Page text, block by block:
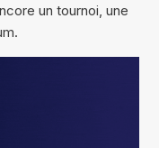
un tournoi, une